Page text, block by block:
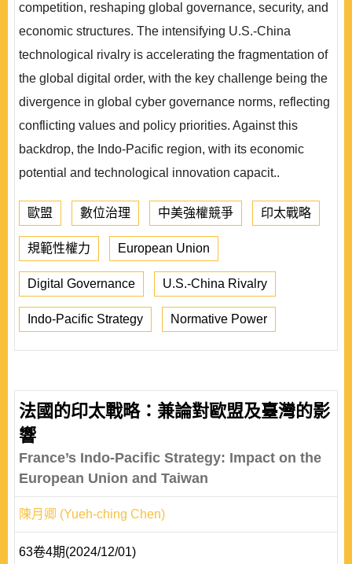
competition, reshaping global governance, security, and
economic structures. The intensifying U.S.-China
technological rivalry is accelerating the fragmentation of
the global digital order, with the key challenge being the
divergence in global cyber governance norms, reflecting
conflicting values and policy priorities. Against this
backdrop, the Indo-Pacific region, with its economic
potential and technological innovation capacit..
歐盟 數位治理 中美強權競爭 印太戰略
規範性權力 European Union
Digital Governance U.S.-China Rivalry
Indo-Pacific Strategy Normative Power
法國的印太戰略：兼論對歐盟及臺灣的影
響
France’s Indo-Pacific Strategy: Impact on the
European Union and Taiwan
陳月卿 (Yueh-ching Chen)
63卷4期(2024/12/01)